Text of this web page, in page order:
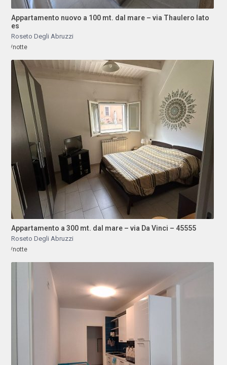
Appartamento nuovo a 100 mt. dal mare – via Thaulero lato
es
Roseto Degli Abruzzi
/notte
Appartamento a 300 mt. dal mare – via Da Vinci – 45555
Roseto Degli Abruzzi
/notte